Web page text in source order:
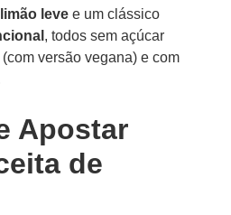
leve e um clássico
, todos sem açúcar
versão vegana) e com
Apostar
de